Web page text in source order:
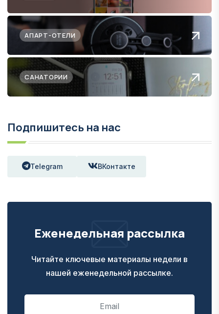
АПАРТ-ОТЕЛИ
САНАТОРИИ
Подпишитесь на нас
Telegram ВКонтакте
Еженедельная рассылка
Читайте ключевые материалы недели в
нашей еженедельной рассылке.